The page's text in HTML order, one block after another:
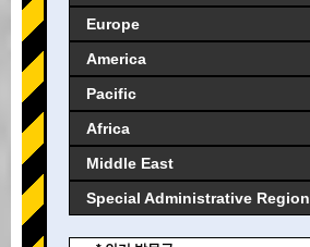
Europe
America
Pacific
Africa
Middle East
Special Administrative Region